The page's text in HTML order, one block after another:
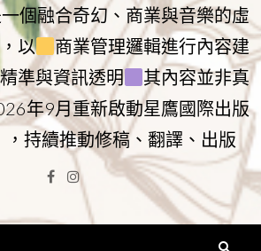
個融合奇幻、商業與音樂的虛
以
商業管理邏輯進行內容建
準與資訊透明
其內容並非真
年9月重新啟動星鷹國際出版
，持續推動修稿、翻譯、出版
Facebook
Instagram